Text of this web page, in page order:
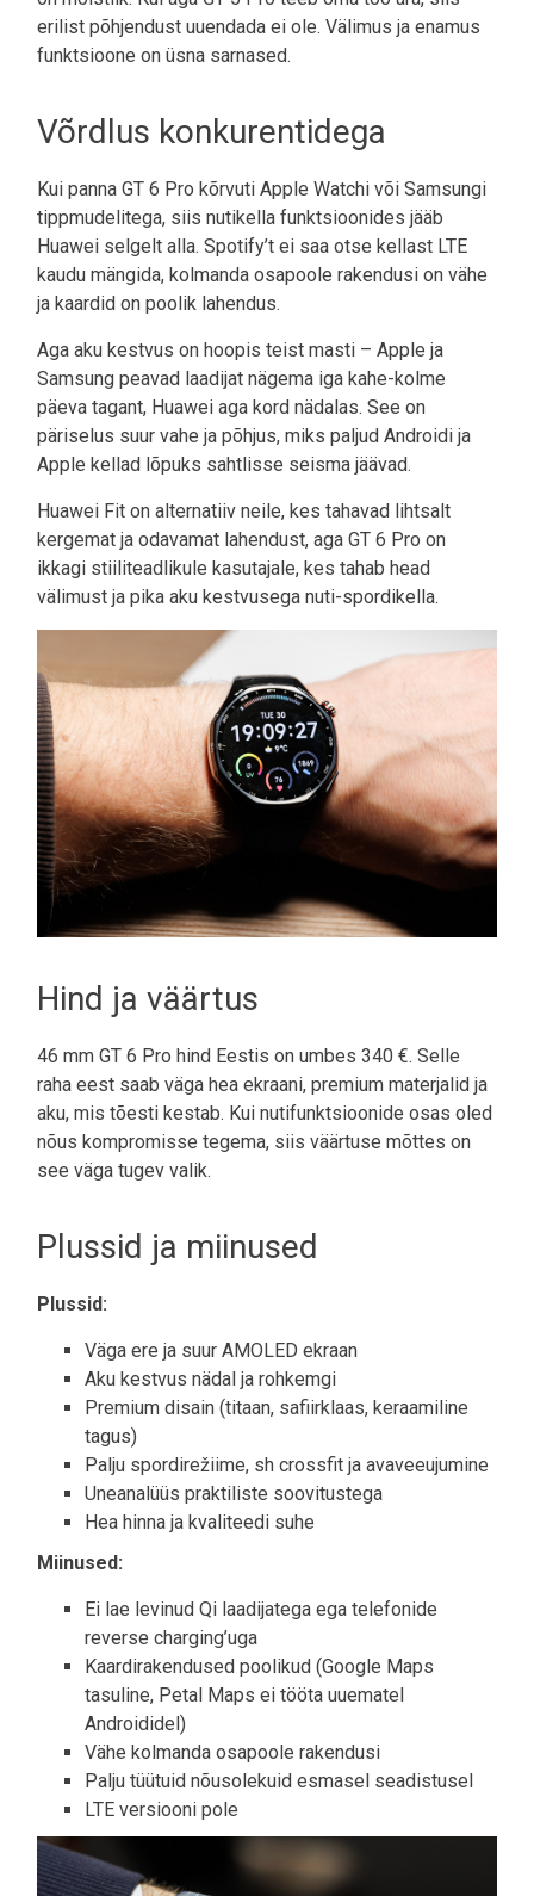
erilist põhjendust uuendada ei ole. Välimus ja enamus
funktsioone on üsna sarnased.
Võrdlus konkurentidega
Kui panna GT 6 Pro kõrvuti Apple Watchi või Samsungi
tippmudelitega, siis nutikella funktsioonides jääb
Huawei selgelt alla. Spotify’t ei saa otse kellast LTE
kaudu mängida, kolmanda osapoole rakendusi on vähe
ja kaardid on poolik lahendus.
Aga aku kestvus on hoopis teist masti – Apple ja
Samsung peavad laadijat nägema iga kahe-kolme
päeva tagant, Huawei aga kord nädalas. See on
päriselus suur vahe ja põhjus, miks paljud Androidi ja
Apple kellad lõpuks sahtlisse seisma jäävad.
Huawei Fit on alternatiiv neile, kes tahavad lihtsalt
kergemat ja odavamat lahendust, aga GT 6 Pro on
ikkagi stiiliteadlikule kasutajale, kes tahab head
välimust ja pika aku kestvusega nuti-spordikella.
Hind ja väärtus
46 mm GT 6 Pro hind Eestis on umbes 340 €. Selle
raha eest saab väga hea ekraani, premium materjalid ja
aku, mis tõesti kestab. Kui nutifunktsioonide osas oled
nõus kompromisse tegema, siis väärtuse mõttes on
see väga tugev valik.
Plussid ja miinused
Plussid:
Väga ere ja suur AMOLED ekraan
Aku kestvus nädal ja rohkemgi
Premium disain (titaan, safiirklaas, keraamiline
tagus)
Palju spordirežiime, sh crossfit ja avaveeujumine
Uneanalüüs praktiliste soovitustega
Hea hinna ja kvaliteedi suhe
Miinused:
Ei lae levinud Qi laadijatega ega telefonide
reverse charging’uga
Kaardirakendused poolikud (Google Maps
tasuline, Petal Maps ei tööta uuematel
Androididel)
Vähe kolmanda osapoole rakendusi
Palju tüütuid nõusolekuid esmasel seadistusel
LTE versiooni pole